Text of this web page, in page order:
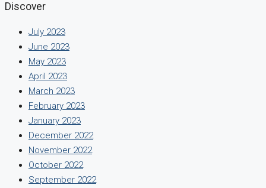
Discover
July 2023
June 2023
May 2023
April 2023
March 2023
February 2023
January 2023
December 2022
November 2022
October 2022
September 2022